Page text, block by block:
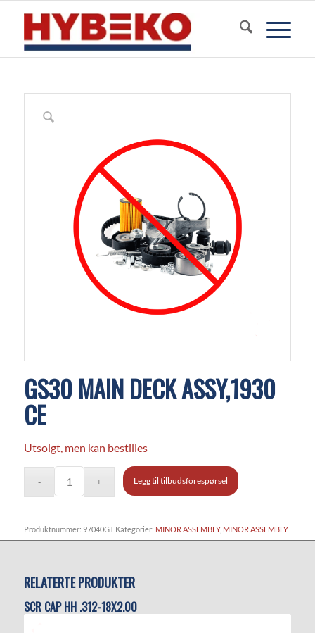
GS30 MAIN DECK ASSY,1930
CE
Utsolgt, men kan bestilles
Legg til tilbudsforespørsel
Produktnummer: 97040GT Kategorier: MINOR ASSEMBLY, MINOR ASSEMBLY
RELATERTE PRODUKTER
SCR CAP HH .312-18X2.00